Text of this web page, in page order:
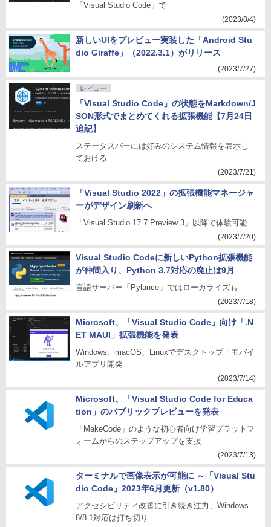
「Visual Studio Code」で
(2023/8/4)
新しいUIをプレビュー実装した「Android Stu
dio Giraffe」（2022.3.1）がリリース
(2023/7/27)
レビュー
「Visual Studio Code」の状態をMarkdown/J
SON形式でまとめてくれる拡張機能【7月24日
追記】
ステータスバーには好みのシステム情報を表示し
ておける
(2023/7/21)
「Visual Studio 2022」の拡張機能マネージャ
ーがデザイン刷新へ
「Visual Studio 17.7 Preview 3」以降で体験可能
(2023/7/20)
Visual Studio Codeに新しいPython拡張機能
が仲間入り、Python 3.7対応の廃止は9月
言語サーバー「Pylance」ではローカライズも
(2023/7/18)
Microsoft、「Visual Studio Code」向け「.N
ET MAUI」拡張機能を発表
Windows、macOS、Linuxでデスクトップ・モバイ
ルアプリ開発
(2023/7/14)
Microsoft、「Visual Studio Code for Educa
tion」のパブリックプレビューを発表
「MakeCode」のような初心者向け学習プラットフ
ォームからのステップアップを支援
(2023/7/13)
ターミナルで画像表示が可能に ～「Visual Stu
dio Code」2023年6月更新（v1.80）
アクセシビリティ改善に引き続き注力、Windows
8/8.1対応は打ち切り